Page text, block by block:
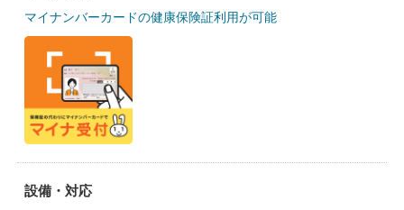
マイナンバーカードの健康保険証利用が可能
設備・対応